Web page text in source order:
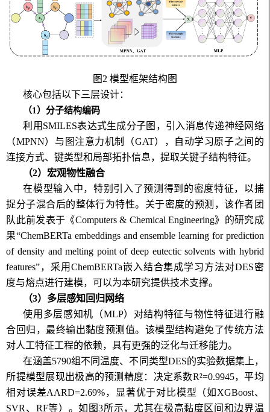
图 2 模型框架结构图
核心包括以下三层设计：
（1）分子结构编码
利用 SMILES表达式生成分子图，引入消息传递神经网络
（MPNN）与图注意力机制（GAT），自动学习原子之间的
连接方式、键类型和局部拓扑信息，提取关键子结构特征。
（2）宏观物性融合
在模型输入中，特别引入了预测得到的密度特征，以捕
捉分子混合后的整体行为特性。关于密度的预测，该作者团
队此前发表于《Computers & Chemical Engineering》的研究成
果“ChemBERTa embeddings and ensemble learning for prediction
of density and melting point of deep eutectic solvents with hybrid
features”，采用 ChemBERTa嵌入结合集成学习方法对DES密
度与熔点进行建模，可以为本研究提供技术支撑。
（3）多层感知回归网络
使用多层感知机（MLP）对结构特征与物性特征进行融
合回归，最终输出黏度预测值。该模型结构避免了传统方法
对人工特征工程的依赖，具有更强的泛化与迁移能力。
在涵盖5790组不同温度、不同类型DES的实验数据集上，
所提模型展现出极高的预测精度：决定系数R²=0.9945，平均
相对误差AARD=2.69%，显著优于对比模型（如 XGBoost、
SVR 、 RF等）。如图3所示，尤其在极高黏度区间和边界温